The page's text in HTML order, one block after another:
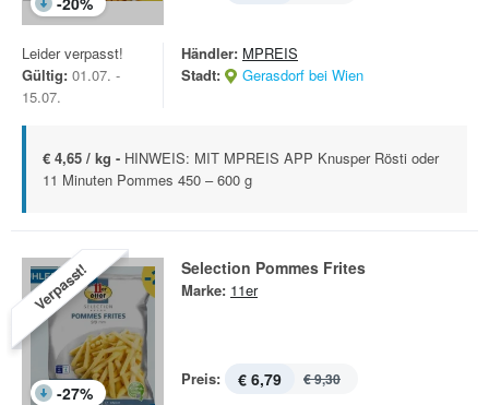
Leider verpasst!
Gültig: 01.07. -
15.07.
Händler: MPREIS
Stadt:
Gerasdorf bei Wien
€ 4,65 / kg - HINWEIS: MIT MPREIS APP Knusper Rösti oder
11 Minuten Pommes 450 – 600 g
Verpasst!
-27%
Selection Pommes Frites
Marke: 11er
Preis: € 6,79 € 9,30